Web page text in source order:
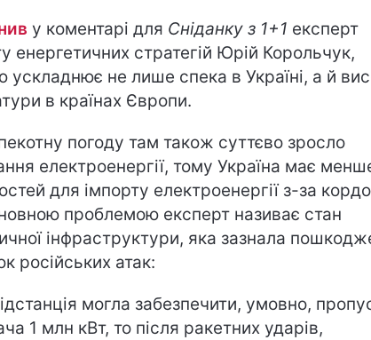
у коментарі для Сніданку з 1+1 експерт
енергетичних стратегій Юрій Корольчук,
ускладнює не лише спека в Україні, а й
в країнах Європи.
погоду там також суттєво зросло
електроенергії, тому Україна має
для імпорту електроенергії з-за
проблемою експерт називає стан
інфраструктури, яка зазнала
російських атак:
могла забезпечити, умовно,
1 млн кВт, то після ракетних ударів,